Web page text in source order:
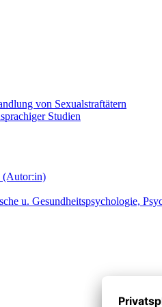
von Sexualstraftätern
Studien
(Autor:in)
u. Gesundheitspsychologie,